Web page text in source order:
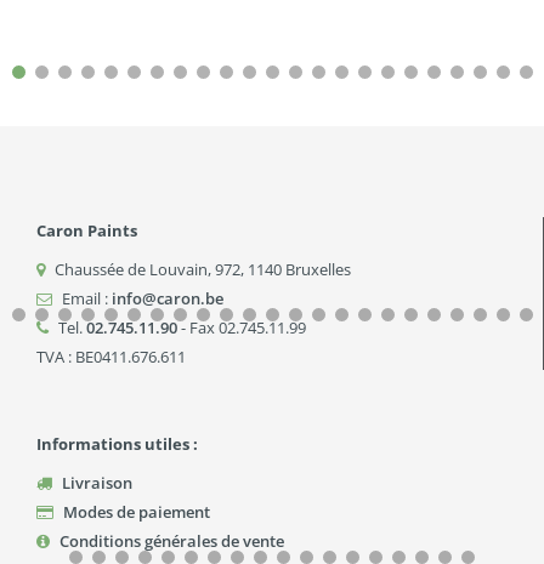
Caron Paints
Chaussée de Louvain, 972, 1140 Bruxelles
Email : info@caron.be
Tel.02.745.11.90- Fax 02.745.11.99
TVA : BE0411.676.611
Informations utiles :
Livraison
Modes de paiement
Conditions générales de vente